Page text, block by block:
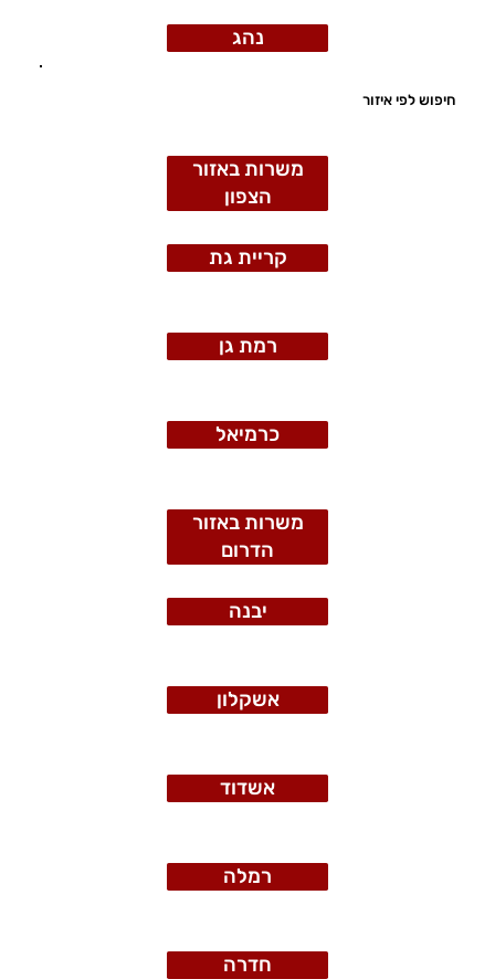
נהג
חיפוש לפי איזור
אשדוד
אשקלון
קריית גת
יבנה
חדרה
כרמיאל
רמלה
רמת גן
משרות באזור
הדרום
משרות באזור
הצפון